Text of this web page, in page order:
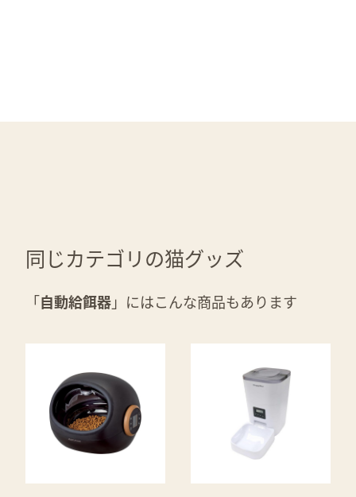
同じカテゴリの猫グッズ
「自動給餌器」にはこんな商品もあります